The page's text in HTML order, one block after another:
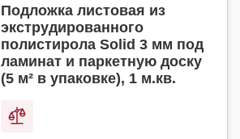
Подложка листовая из
экструдированного
полистирола Solid 3 мм под
ламинат и паркетную доску
(5 м² в упаковке), 1 м.кв.